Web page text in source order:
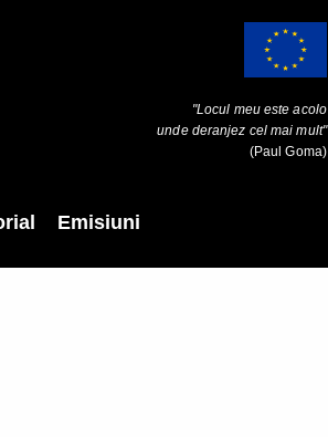
"Locul meu este acolo
unde deranjez cel mai mult"
(Paul Goma)
Emisiuni